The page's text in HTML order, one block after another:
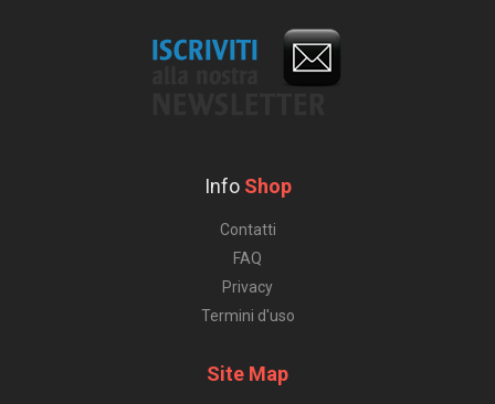
Info Shop
Contatti
FAQ
Privacy
Termini d'uso
Site Map